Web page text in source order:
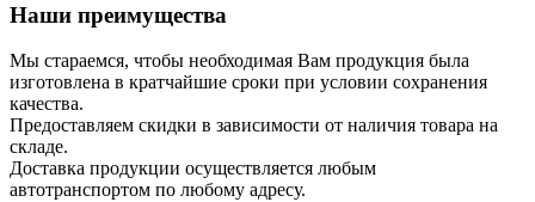
Наши преимущества
Мы стараемся, чтобы необходимая Вам продукция была
изготовлена в кратчайшие сроки при условии сохранения
качества.
Предоставляем скидки в зависимости от наличия товара на
складе.
Доставка продукции осуществляется любым
автотранспортом по любому адресу.